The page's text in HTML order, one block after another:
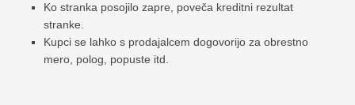
Ko stranka posojilo zapre, poveča kreditni rezultat
stranke.
Kupci se lahko s prodajalcem dogovorijo za obrestno
mero, polog, popuste itd.